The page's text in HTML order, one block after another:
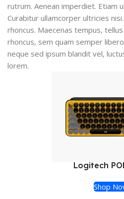
rutrum. Aenean imperdiet. Etiam
Curabitur ullamcorper ultricies
rhoncus. Maecenas tempus,
rhoncus, sem quam semper
neque sed ipsum blandit vel,
lorem.
Logitech
Shop